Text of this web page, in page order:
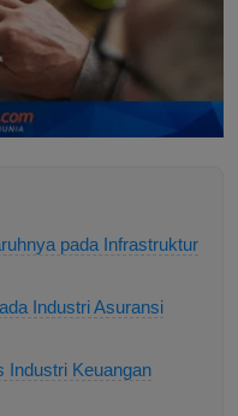
pada Infrastruktur
Industri Asuransi
Industri Keuangan